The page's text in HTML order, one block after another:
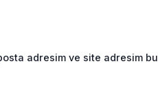
adresim ve site adresim bu